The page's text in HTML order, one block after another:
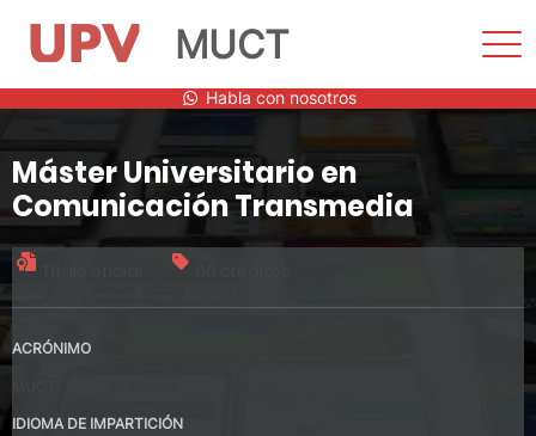
contenido
MUCT
Habla con nosotros
Máster Universitario en
Comunicación Transmedia
ACRÓNIMO
IDIOMA DE IMPARTICIÓN